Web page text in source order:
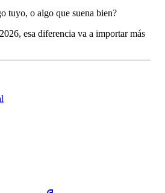
tuyo, o algo que suena bien?
esa diferencia va a importar más